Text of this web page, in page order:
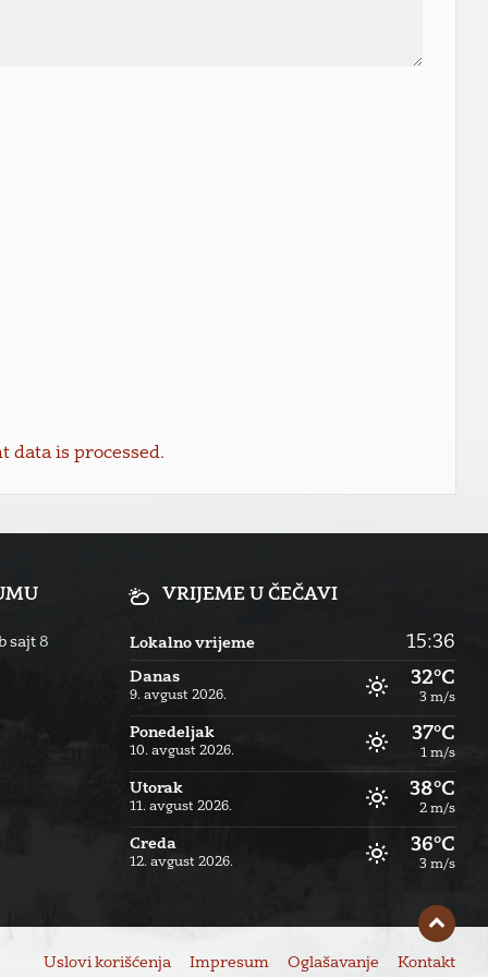
data is processed.
sajt 8
VRIJEME U ČEČAVI
Lokalno vrijeme 15:36
Danas
9. avgust 2026.
32°C
3 m/s
Ponedeljak
10. avgust 2026.
37°C
1 m/s
Utorak
11. avgust 2026.
38°C
2 m/s
Creda
12. avgust 2026.
36°C
3 m/s
Uslovi korišćenja Impresum Oglašavanje Kontakt